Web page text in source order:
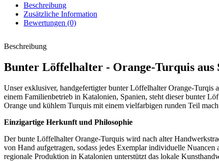
Beschreibung
Zusätzliche Information
Bewertungen (0)
Beschreibung
Bunter Löffelhalter - Orange-Turquis aus
Unser exklusiver, handgefertigter bunter Löffelhalter Orange-
einem Familienbetrieb in Katalonien, Spanien, steht dieser bunter
Orange und kühlem Turquis mit einem vielfarbigen runden Teil
Einzigartige Herkunft und Philosophie
Der bunte Löffelhalter Orange-Turquis wird nach alter
von Hand aufgetragen, sodass jedes Exemplar individuelle
regionale Produktion in Katalonien unterstützt das lokale